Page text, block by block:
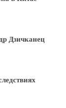
Дзичканец